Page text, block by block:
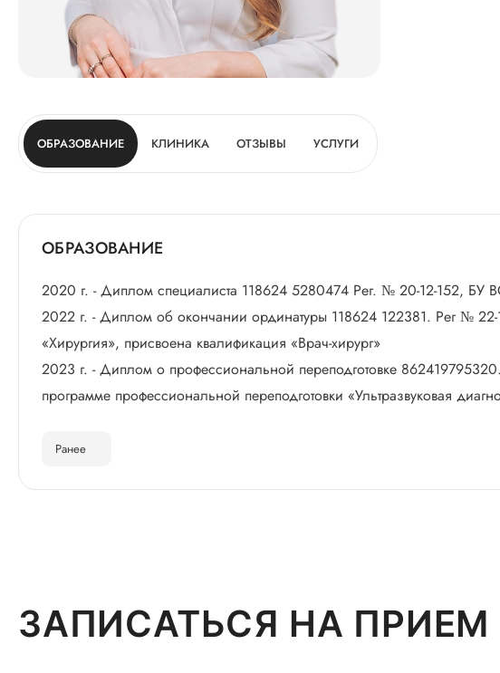
ОБРАЗОВАНИЕ КЛИНИКА ОТЗЫВЫ УСЛУГИ
ОБРАЗОВАНИЕ
2020 г. - Диплом специалиста 118624 5280474 Рег. № 20-12-152, БУ
2022 г. - Диплом об окончании ординатуры 118624 122381. Рег № 22-
«Хирургия», присвоена квалификация «Врач-хирург»
2023 г. - Диплом о профессиональной переподготовке
программе профессиональной переподготовки «Ультразвуковая
Ранее
ЗАПИСАТЬСЯ НА ПРИЕМ